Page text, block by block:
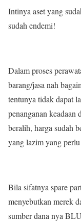
Intinya aset yang
sudah endemi!
Dalam proses
barang/jasa nah
tentunya tidak dapat
penanganan keadaan
beralih, harga sudah
yang lazim yang
Bila sifatnya spare
menyebutkan merek
sumber dana nya